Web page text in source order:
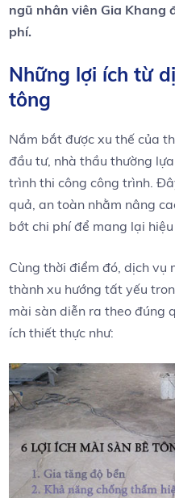
ngũ nhân viên Gia Khang
phí.
Những lợi ích từ
tông
Nắm bắt được xu thế của
đầu tư, nhà thầu thường
trình thi công công trình.
quả, an toàn nhằm nâng
bớt chi phí để mang lại
Cùng thời điểm đó, dịch
thành xu hướng tất yếu
mài sàn diễn ra theo đúng
ích thiết thực như: